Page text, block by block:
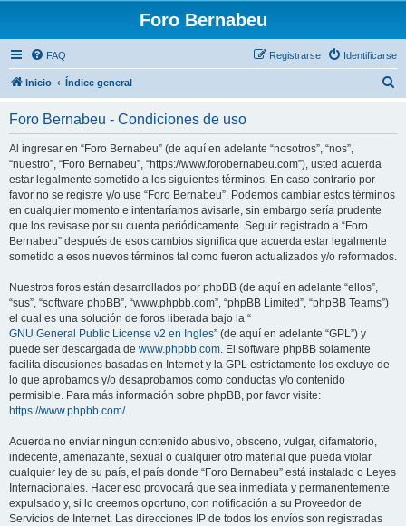
Foro Bernabeu
FAQ Identificarse
Registrarse
Inicio Índice general
Foro Bernabeu - Condiciones de uso
Al ingresar en “Foro Bernabeu” (de aquí en adelante “nosotros”, “nos”,
“nuestro”, “Foro Bernabeu”, “https://www.forobernabeu.com”), usted acuerda
estar legalmente sometido a los siguientes términos. En caso contrario por
favor no se registre y/o use “Foro Bernabeu”. Podemos cambiar estos términos
en cualquier momento e intentaríamos avisarle, sin embargo sería prudente
que los revisase por su cuenta periódicamente. Seguir registrado a “Foro
Bernabeu” después de esos cambios significa que acuerda estar legalmente
sometido a esos nuevos términos tal como fueron actualizados y/o reformados.
Nuestros foros están desarrollados por phpBB (de aquí en adelante “ellos”,
“sus”, “software phpBB”, “www.phpbb.com”, “phpBB Limited”, “phpBB Teams”)
el cual es una solución de foros liberada bajo la “
GNU General Public License v2 en Ingles” (de aquí en adelante “GPL”) y
puede ser descargada de www.phpbb.com. El software phpBB solamente
facilita discusiones basadas en Internet y la GPL estrictamente los excluye de
lo que aprobamos y/o desaprobamos como conductas y/o contenido
permisible. Para más información sobre phpBB, por favor visite:
https://www.phpbb.com/.
Acuerda no enviar ningun contenido abusivo, obsceno, vulgar, difamatorio,
indecente, amenazante, sexual o cualquier otro material que pueda violar
cualquier ley de su país, el país donde “Foro Bernabeu” está instalado o Leyes
Internacionales. Hacer eso provocará que sea inmediata y permanentemente
expulsado y, si lo creemos oportuno, con notificación a su Proveedor de
Servicios de Internet. Las direcciones IP de todos los envíos son registradas